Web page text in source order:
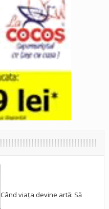
Când viața devine artă: Să